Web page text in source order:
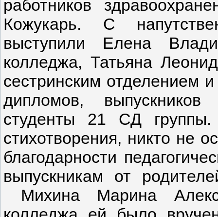
работников
Кожукарь. С
выступили Елена
колледжа, Татьяна
сестринским отделением
дипломов,
студенты 21 СД
стихотворения, никто не
благодарности
выпускникам от
Михина Марина